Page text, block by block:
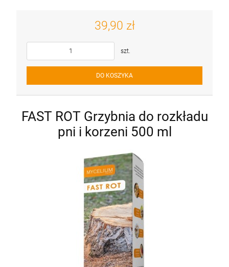
39,90 zł
szt.
DO KOSZYKA
FAST ROT Grzybnia do rozkładu
pni i korzeni 500 ml